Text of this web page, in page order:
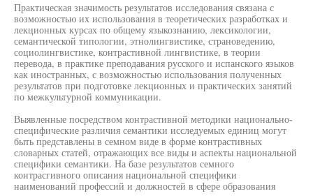
Практическая значимость результатов исследования связана с
возможностью их использования в теоретических разработках и
лекционных курсах по общему языкознанию, лексикологии,
семантической типологии, этнолингвистике, страноведению,
социолингвистике, контрастивной лингвистике, в теории
перевода, в практике преподавания русского и испанского языков
как иностранных, с возможностью использования полученных
результатов при подготовке лекционных и практических занятий
по межкультурной коммуникации.
Выявленные посредством контрастивной методики национально-
специфические различия семантики исследуемых единиц могут
быть представлены в семном виде в форме контрастивных
словарных статей, отражающих все виды и аспекты национальной
специфики семантики. На базе результатов семного
контрасгивного описания национальной специфики
наименований профессий и должностей в сфере образования